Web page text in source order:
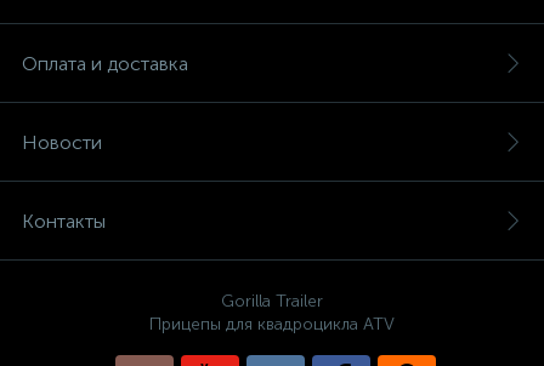
Оплата и доставка
Новости
Контакты
Gorilla Trailer
Прицепы для квадроцикла ATV